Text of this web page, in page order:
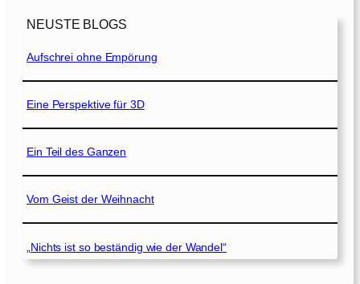
NEUSTE BLOGS
Aufschrei ohne Empörung
Eine Perspektive für 3D
Ein Teil des Ganzen
Vom Geist der Weihnacht
„Nichts ist so beständig wie der Wandel“